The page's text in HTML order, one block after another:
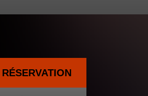
RÉSERVATION